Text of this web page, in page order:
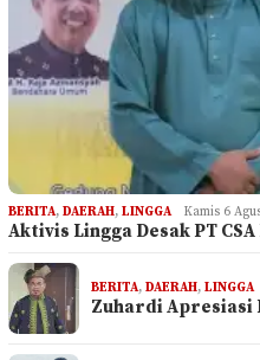
BERITA, DAERAH, LINGGA Kamis 6
Aktivis Lingga Desak PT
BERITA, DAERAH, LINGGA
Zuhardi Apresiasi